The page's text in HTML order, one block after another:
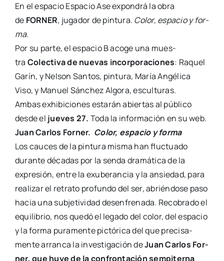
En el espa­cio Espa­cio Ase expon­drá la obra
de FORNER, juga­dor de pin­tu­ra. Color, espa­cio y for­
ma.
Por su par­te, el espa­cio B aco­ge una mues­
tra Colec­ti­va de nue­vas incor­po­ra­cio­nes: Raquel
Garín, y Nel­son San­tos, pin­tu­ra, María Angé­li­ca
Viso, y Manuel Sán­chez Algo­ra, escul­tu­ras.
Ambas exhi­bi­cio­nes esta­rán abier­tas al públi­co
des­de el jue­ves 27. Toda la infor­ma­ción en su web.
Juan Car­los For­ner. Color, espa­cio y for­ma
Los cau­ces de la pin­tu­ra mis­ma han fluc­tua­do
duran­te déca­das por la sen­da dra­má­ti­ca de la
expre­sión, entre la exu­be­ran­cia y la ansie­dad, para
rea­li­zar el retra­to pro­fun­do del ser, abrién­do­se paso
hacia una sub­je­ti­vi­dad desen­fre­na­da. Reco­bra­do el
equi­li­brio, nos que­dó el lega­do del color, del espa­cio
y la for­ma pura­men­te pic­tó­ri­ca del que pre­ci­sa­
men­te arran­ca la inves­ti­ga­ción deJuan Car­los For­
ner, que huye de la con­fron­ta­ción sem­pi­ter­na